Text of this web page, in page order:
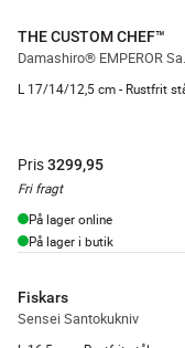
THE CUSTOM CHEF™
Pris3299,95
Fri fragt
På lager online
På lager i butik
Fiskars
Sensei Santokukniv